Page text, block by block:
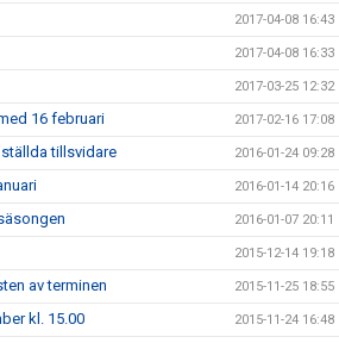
2017-04-08 16:43
2017-04-08 16:33
2017-03-25 12:32
16 februari 2017-02-16 17:08
tillsvidare 2016-01-24 09:28
2016-01-14 20:16
2016-01-07 20:11
2015-12-14 19:18
av terminen 2015-11-25 18:55
kl. 15.00 2015-11-24 16:48